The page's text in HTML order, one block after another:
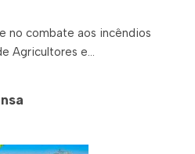
no combate aos incêndios
Agricultores e...